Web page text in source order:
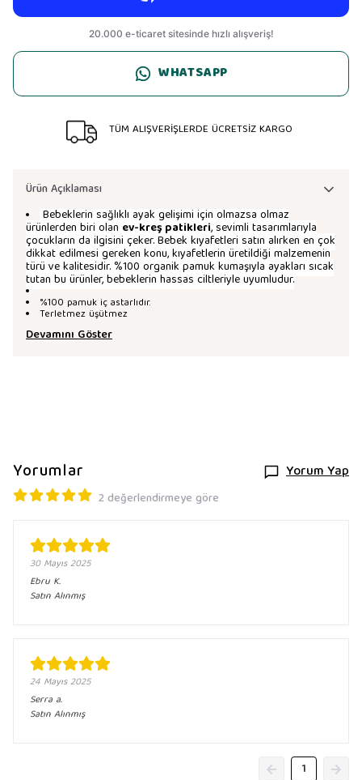
WHATSAPP
TÜM ALIŞVERİŞLERDE ÜCRETSİZ KARGO
Ürün Açıklaması
Bebeklerin sağlıklı ayak gelişimi için olmazsa olmaz
ürünlerden biri olan ev-kreş patikleri, sevimli tasarımlarıyla
çocukların da ilgisini çeker. Bebek kıyafetleri satın alırken en çok
dikkat edilmesi gereken konu, kıyafetlerin üretildiği malzemenin
türü ve kalitesidir. %100 organik pamuk kumaşıyla ayakları sıcak
tutan bu ürünler, bebeklerin hassas ciltleriyle uyumludur.
%100 pamuk iç astarlıdır.
Terletmez üşütmez
Devamını Göster
Yorumlar Yorum Yap
2 değerlendirmeye göre
30 Mayıs 2025
Ebru K.
Satın Alınmış
24 Mayıs 2025
Serra a.
Satın Alınmış
1